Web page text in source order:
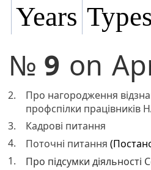
Years
№ 9 on
2.
Про нагородження
профспілки працівників
3.
Кадрові питання
4.
Поточні питання
1.
Про підсумки діяльності